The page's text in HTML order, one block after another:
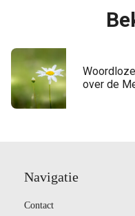
over de
Navigatie
Contact